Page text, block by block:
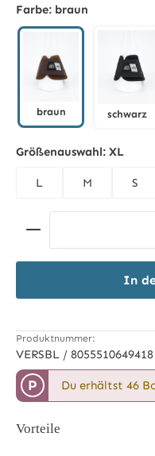
Farbe: braun
braun schwarz
Größenauswahl: XL
L M S
Produkt Anzahl:
In
Produktnummer:
VERSBL / 8055510649418
P Du erhältst 46
Vorteile